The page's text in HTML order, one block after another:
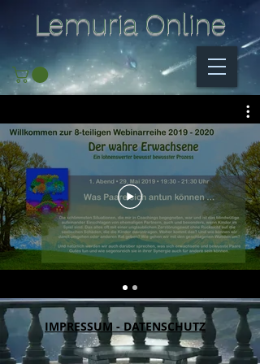
Lemuria Online
IMPRESSUM - DATENSCHUTZ